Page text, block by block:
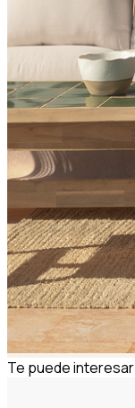
Te puede interesar